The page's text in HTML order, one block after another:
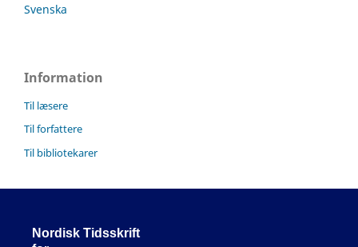
Svenska
Information
Til læsere
Til forfattere
Til bibliotekarer
Nordisk Tidsskrift